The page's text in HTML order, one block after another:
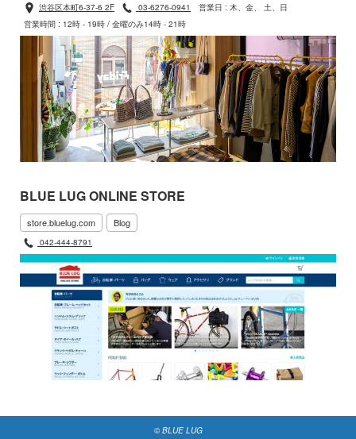
渋谷区本町6-37-6 2F 03-6276-0941
営業日 : 木、金、 土、日
営業時間 : 12時 - 19時 / 金曜のみ14時 - 21時
BLUE LUG ONLINE STORE
store.bluelug.com Blog
042-444-8791
© BLUE LUG